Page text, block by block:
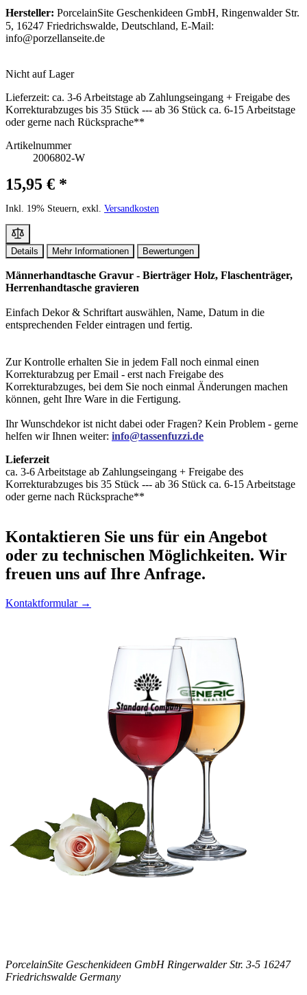
Hersteller: PorcelainSite Geschenkideen GmbH, Ringenwalder Str.
5, 16247 Friedrichswalde, Deutschland, E-Mail:
info@porzellanseite.de
Nicht auf Lager
Lieferzeit: ca. 3-6 Arbeitstage ab Zahlungseingang + Freigabe des
Korrekturabzuges bis 35 Stück --- ab 36 Stück ca. 6-15 Arbeitstage
oder gerne nach Rücksprache**
Artikelnummer
2006802-W
15,95 € *
Inkl. 19% Steuern, exkl. Versandkosten
Details Mehr Informationen Bewertungen
Männerhandtasche Gravur - Bierträger Holz, Flaschenträger,
Herrenhandtasche gravieren
Einfach Dekor & Schriftart auswählen, Name, Datum in die
entsprechenden Felder eintragen und fertig.
Zur Kontrolle erhalten Sie in jedem Fall noch einmal einen
Korrekturabzug per Email - erst nach Freigabe des
Korrekturabzuges, bei dem Sie noch einmal Änderungen machen
können, geht Ihre Ware in die Fertigung.
Ihr Wunschdekor ist nicht dabei oder Fragen? Kein Problem - gerne
helfen wir Ihnen weiter: info@tassenfuzzi.de
Lieferzeit
ca. 3-6 Arbeitstage ab Zahlungseingang + Freigabe des
Korrekturabzuges bis 35 Stück --- ab 36 Stück ca. 6-15 Arbeitstage
oder gerne nach Rücksprache**
Kontaktieren Sie uns für ein Angebot
oder zu technischen Möglichkeiten. Wir
freuen uns auf Ihre Anfrage.
Kontaktformular →
PorcelainSite Geschenkideen GmbH Ringerwalder Str. 3-5 16247
Friedrichswalde Germany